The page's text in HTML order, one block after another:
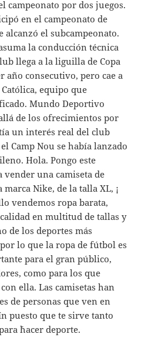
campeonato por dos juegos.
en el campeonato de
alcanzó el subcampeonato.
la conducción técnica
llega a la liguilla de Copa
año consecutivo, pero cae a
equipo que
Mundo Deportivo
de los ofrecimientos por
un interés real del club
Camp Nou se había lanzado
Hola. Pongo este
una camiseta de
Nike, de la talla XL, ¡
vendemos ropa barata,
en multitud de tallas y
de los deportes más
lo que la ropa de fútbol es
para el gran público,
como para los que
ella. Las camisetas han
de personas que ven en
puesto que te sirve tanto
´hacer deporte.